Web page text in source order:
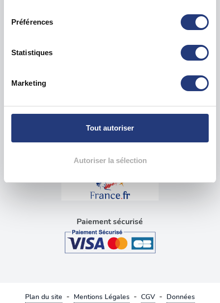
cookies ou en cliquant sur l'icône de confidentialité.
Si vous le permettez, nous aimerions également :
géographique qui peuvent être précises à plusieurs
Identifier votre appareil en l'analysant activement
pour en relever les caractéristiques spécifiques
Pour en savoir plus sur le traitement de vos données
personnelles et définir vos préférences, reportez-vous à
déclaration sur les cookies.
Les cookies nous permettent de personnaliser le contenu
et les annonces, d'offrir des fonctionnalités relatives aux
partageons également des informations sur l'utilisation de
notre site avec nos partenaires de médias sociaux, de
publicité et d'analyse, qui peuvent combiner celles-ci
avec d'autres informations que vous leur avez fournies
Préférences
Statistiques
Marketing
Tout autoriser
Autoriser la sélection
Liens utiles
Blog tests psychotechniques
Paiement sécurisé
Plan du site - Mentions Légales - CGV - Données